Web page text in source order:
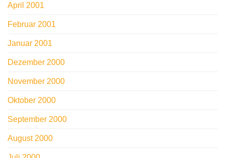
April 2001
Februar 2001
Januar 2001
Dezember 2000
November 2000
Oktober 2000
September 2000
August 2000